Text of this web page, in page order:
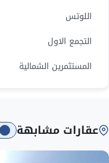
اللوتس
التجمع الاول
المستثمرين الشمالية
عقارات مشابهة